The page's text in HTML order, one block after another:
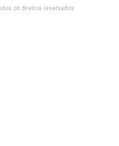
os direitos reservados